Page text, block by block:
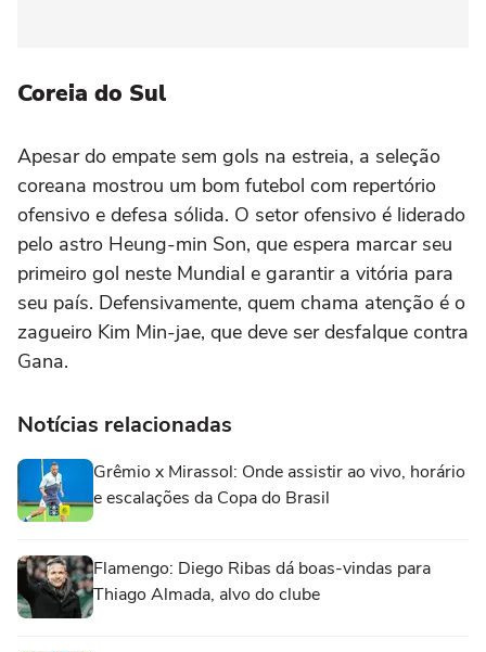
Coreia do Sul
Apesar do empate sem gols na estreia, a seleção
coreana mostrou um bom futebol com repertório
ofensivo e defesa sólida. O setor ofensivo é liderado
pelo astro Heung-min Son, que espera marcar seu
primeiro gol neste Mundial e garantir a vitória para
seu país. Defensivamente, quem chama atenção é o
zagueiro Kim Min-jae, que deve ser desfalque contra
Gana.
Notícias relacionadas
Grêmio x Mirassol: Onde assistir ao vivo, horário
e escalações da Copa do Brasil
Flamengo: Diego Ribas dá boas-vindas para
Thiago Almada, alvo do clube